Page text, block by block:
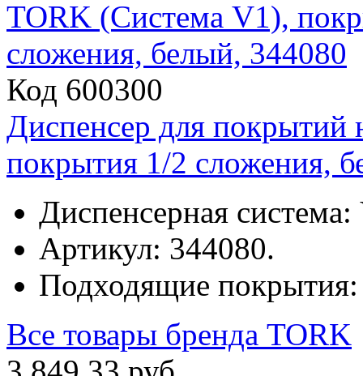
Код 600300
Диспенсер для покрытий
покрытия 1/2 сложения,
Диспенсерная
Артикул: 344080.
Подходящие
Все товары бренда TORK